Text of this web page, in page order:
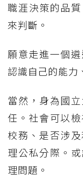
職涯決策的品
來判斷。
願意走進一個
認識自己的能力
當然，身為國
任。社會可以
校務、是否涉
理公私分際。
理問題。